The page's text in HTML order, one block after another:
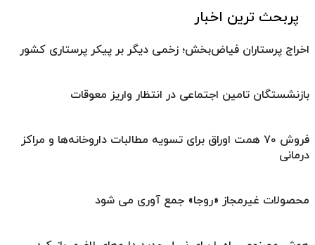
پربحث ترین اخبار
اخراج پرستاران فیاض‌بخش؛ زخمی دیگر بر پیکر پرستاری کشور
بازنشستگان تامین اجتماعی در انتظار واریز معوقات
فروش ۷۰ همت اوراق برای تسویه مطالبات داروخانه‌ها و مراکز
درمانی
محصولات غیرمجاز «روجا» جمع آوری می شود